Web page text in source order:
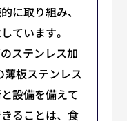
に取り組み、
ています。
ステンレス加
板ステンレス
設備を備えて
ることは、食